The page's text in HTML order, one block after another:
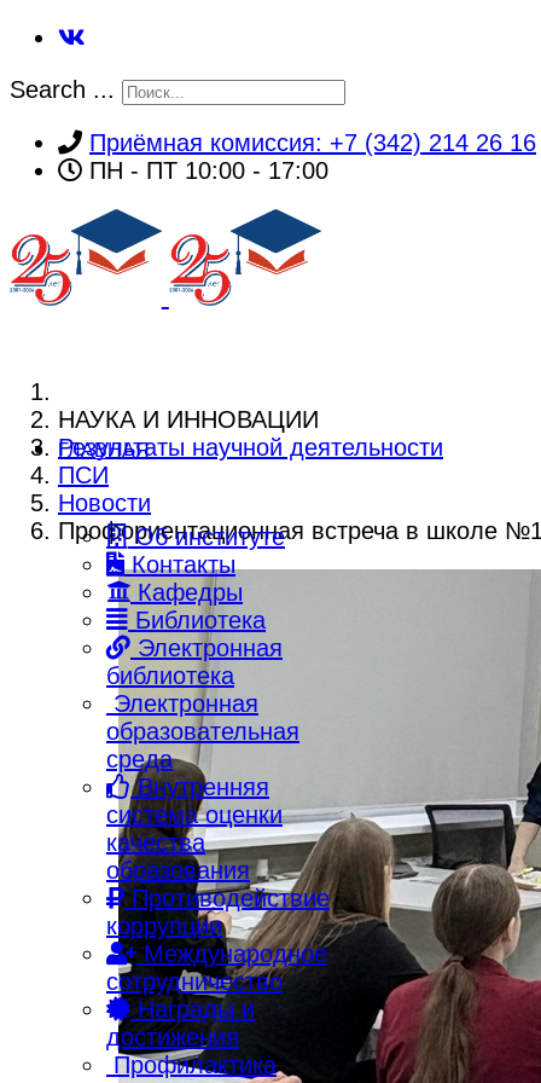
Search ...
Приёмная комиссия: +7 (342) 214 26 16
ПН - ПТ 10:00 - 17:00
ГЛАВНАЯ
Об институте
Контакты
Кафедры
Библиотека
Электронная
библиотека
Электронная
образовательная
среда
Внутренняя
система оценки
качества
образования
Противодействие
коррупции
Международное
сотрудничество
Награды и
достижения
Профилактика
НАУКА И ИННОВАЦИИ
Результаты научной деятельности
ПСИ
Новости
Профориентационная встреча в школе №1